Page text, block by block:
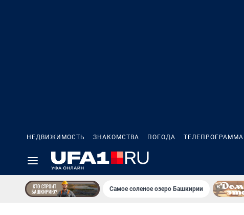
НЕДВИЖИМОСТЬ ЗНАКОМСТВА ПОГОДА ТЕЛЕПРОГРАММА
Самое соленое озеро Башкирии